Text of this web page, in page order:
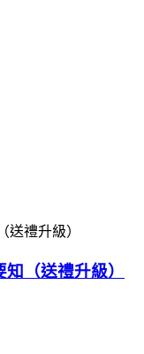
（送禮升級）